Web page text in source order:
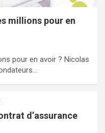
millions pour en
pour en avoir ? Nicolas
d’assurance